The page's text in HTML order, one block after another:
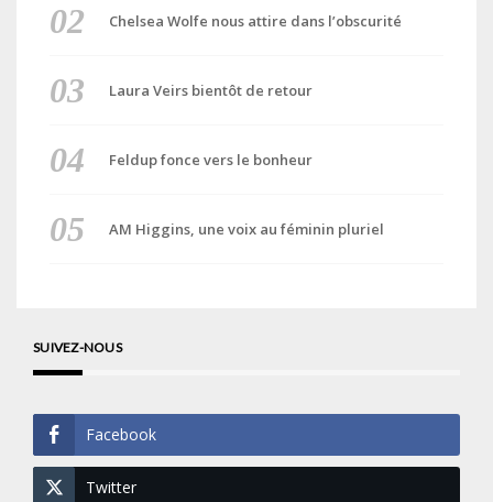
Chelsea Wolfe nous attire dans l’obscurité
Laura Veirs bientôt de retour
Feldup fonce vers le bonheur
AM Higgins, une voix au féminin pluriel
SUIVEZ-NOUS
Facebook
Twitter